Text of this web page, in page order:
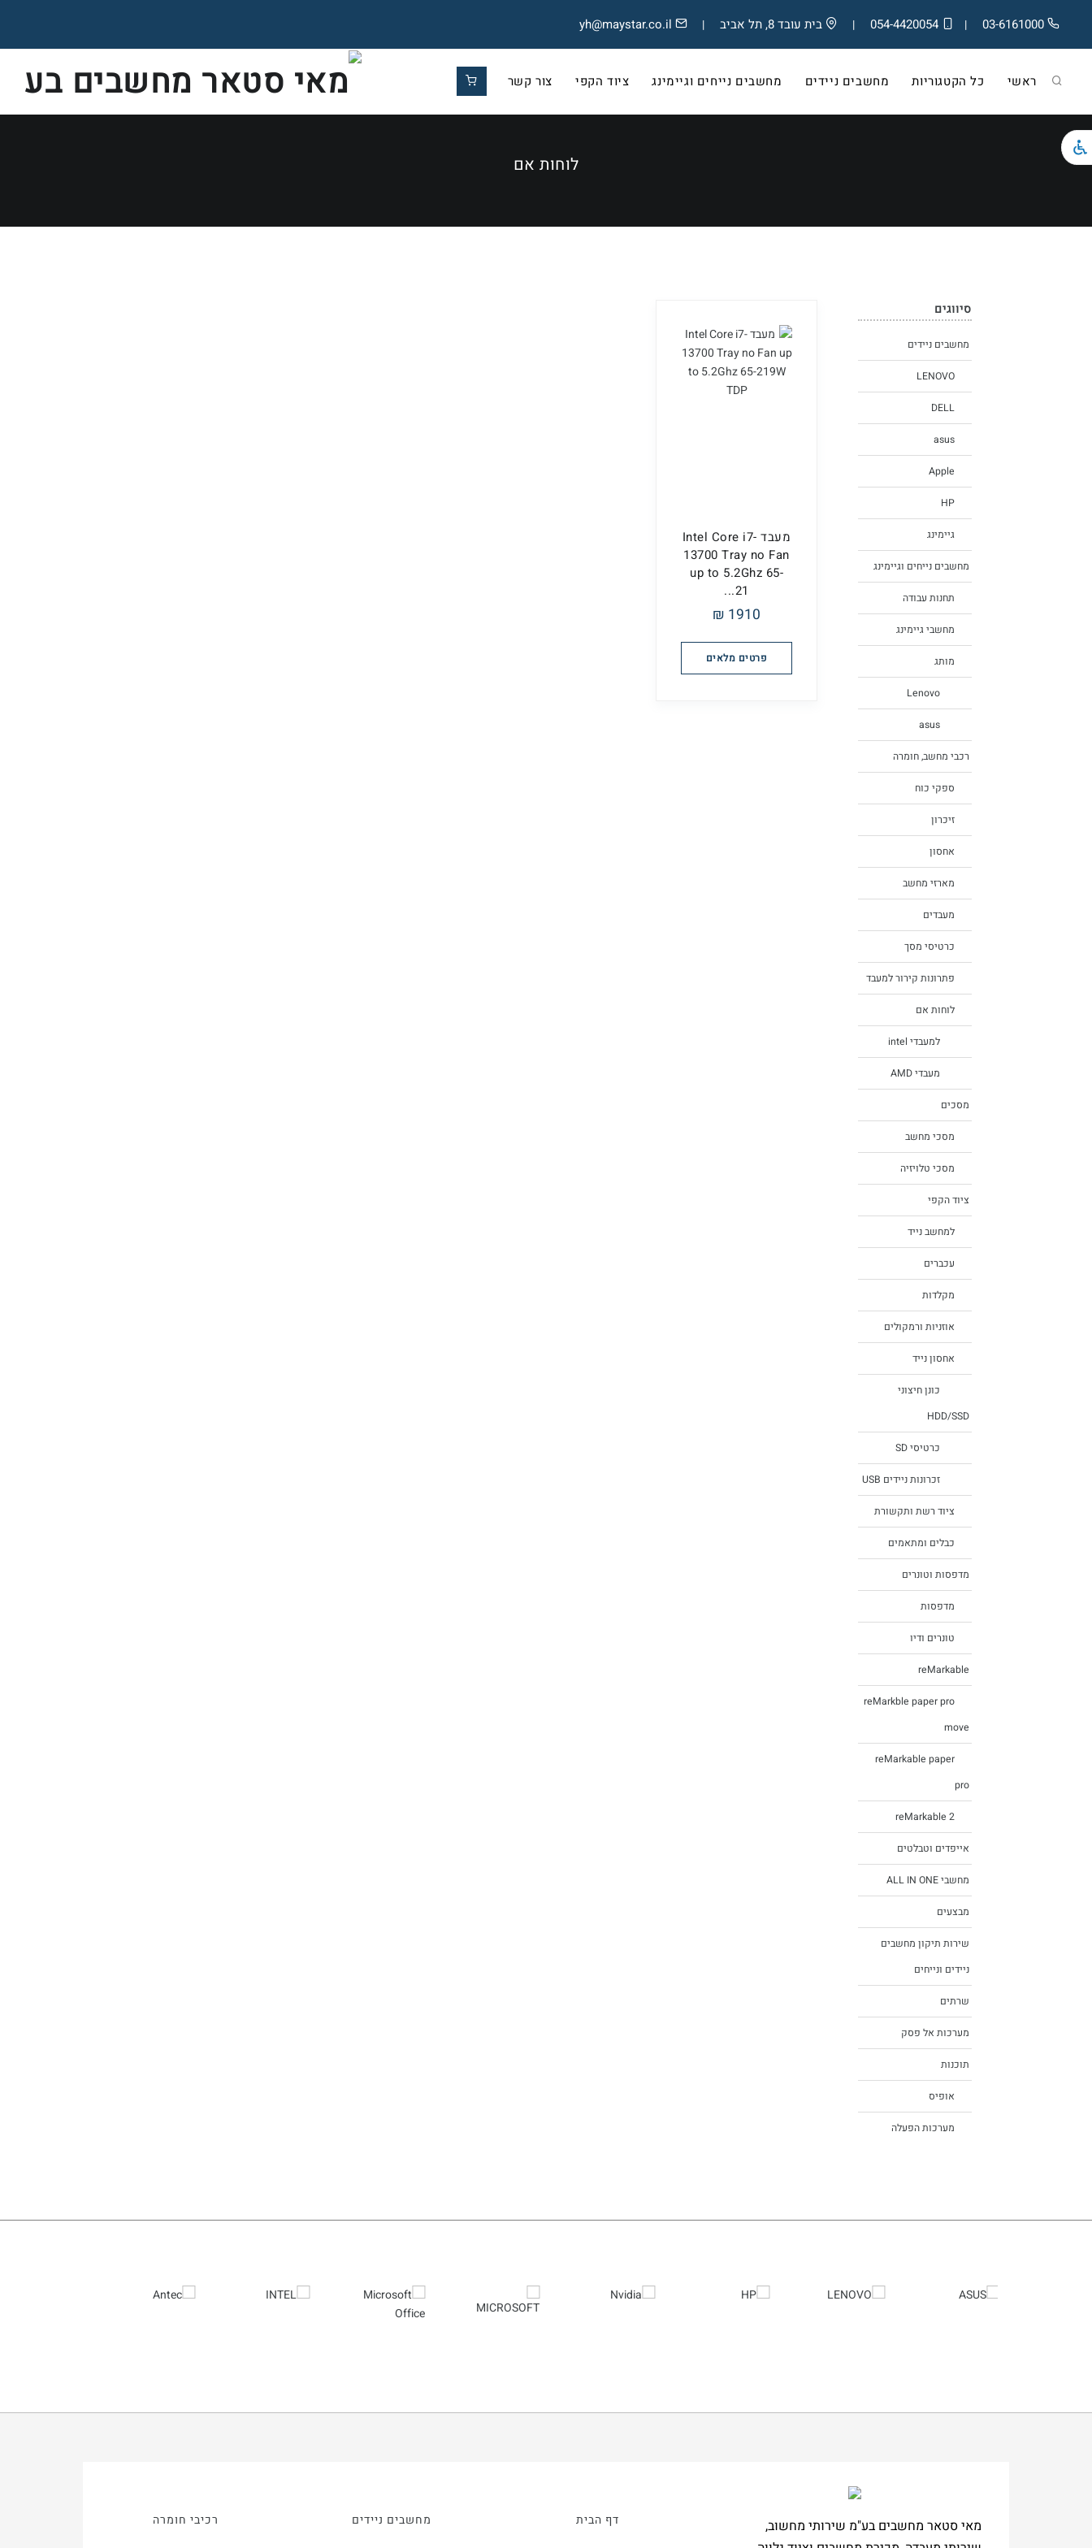
|
| בית עובד 8, תל אביב |
ראשי כל הקטגוריות מחשבים ניידים מחשבים נייחים וגיימינג ציוד הקפי צור קשר
לוחות אם
סיווגים
מחשבים ניידים
LENOVO
DELL
asus
Apple
HP
גיימינג
מחשבים נייחים וגיימינג
תחנות עבודה
מחשבי גיימינג
מותג
Lenovo
asus
רכבי מחשב, חומרה
ספקי כוח
זיכרון
אחסון
מארזי מחשב
מעבדים
כרטיסי מסך
פתרונות קירור למעבד
לוחות אם
למעבדי intel
מעבדי AMD
מסכים
מסכי מחשב
מסכי טלויזיה
ציוד הקפי
למחשב נייד
עכברים
מקלדות
אוזניות ורמקולים
אחסון נייד
כונן חיצוני
HDD/SSD
כרטיסי SD
זכרונות ניידים USB
ציוד רשת ותקשורת
כבלים ומתאמים
מדפסות וטונרים
מדפסות
טונרים ודיו
reMarkable
reMarkble paper pro
move
reMarkable paper
pro
reMarkable 2
אייפדים וטבלטים
מחשבי ALL IN ONE
מבצעים
שירות תיקון מחשבים
ניידים ונייחים
שרתים
מערכות אל פסק
תוכנות
אופיס
מערכות הפעלה
מעבד Intel Core i7-
13700 Tray no Fan
up to 5.2Ghz 65-
21...
1910 ₪
פרטים מלאים
מאי סטאר מחשבים בע"מ שירותי מחשוב,
דף הבית מחשבים ניידים רכיבי חומרה